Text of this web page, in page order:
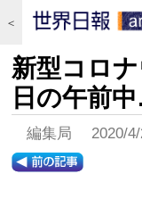
＜
新型コロ
日の午前
編集局 2020/